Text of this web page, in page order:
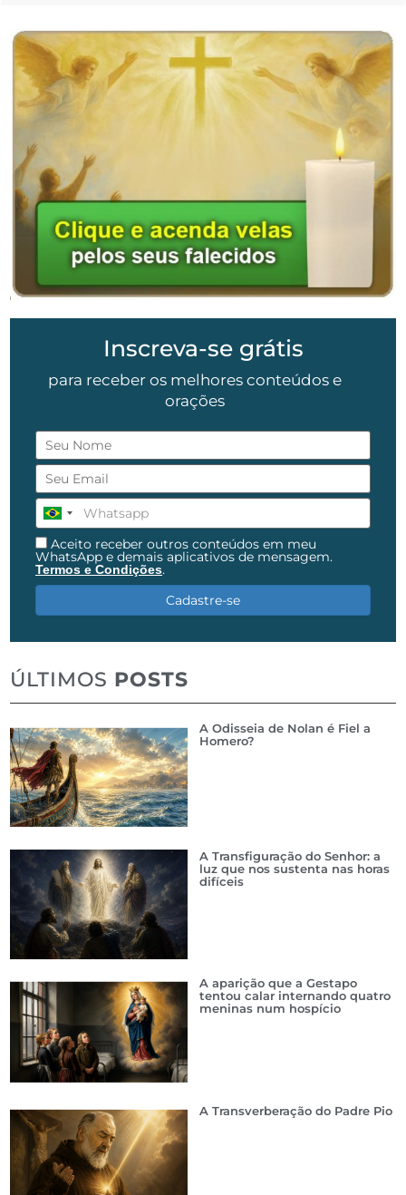
Inscreva-se grátis
para receber os melhores conteúdos e
orações
Aceito receber outros conteúdos em meu
WhatsApp e demais aplicativos de mensagem.
Termos e Condições.
Cadastre-se
ÚLTIMOS POSTS
A Odisseia de Nolan é Fiel a
Homero?
A Transfiguração do Senhor: a
luz que nos sustenta nas horas
difíceis
A aparição que a Gestapo
tentou calar internando quatro
meninas num hospício
A Transverberação do Padre Pio